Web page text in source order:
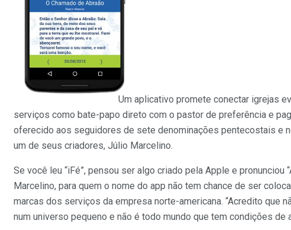
Um aplicativo promete conectar igrejas
serviços como bate-papo direto com o pastor de preferência e
oferecido aos seguidores de sete denominações pentecostais e
um de seus criadores, Júlio Marcelino.
Se você leu “iFé”, pensou ser algo criado pela Apple e pronunciou
Marcelino, para quem o nome do app não tem chance de ser
marcas dos serviços da empresa norte-americana. “Acredito que
num universo pequeno e não é todo mundo que tem condições de